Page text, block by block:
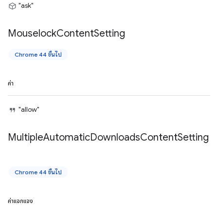
"ask"
MouselockContentSetting
Chrome 44 ขึ้นไป
ค่า
"allow"
MultipleAutomaticDownloadsContentSetting
Chrome 44 ขึ้นไป
ค่าแจกแจง